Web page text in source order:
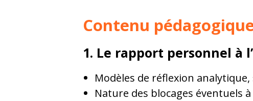
Contenu
1. Le rapport personnel à
Modèles de réflexion
Nature des blocages éventuels à